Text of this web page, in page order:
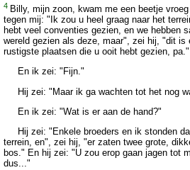
4 Billy, mijn zoon, kwam me een beetje
tegen mij: "Ik zou u heel graag naar het
hebt veel conventies gezien, en we hebben
wereld gezien als deze, maar", zei hij, "dit is
rustigste plaatsen die u ooit hebt gezien, pa."
En ik zei: "Fijn."
Hij zei: "Maar ik ga wachten tot het nog
En ik zei: "Wat is er aan de hand?"
Hij zei: "Enkele broeders en ik stonden
terrein, en", zei hij, "er zaten twee grote,
bos." En hij zei: "U zou erop gaan jagen tot
dus..."